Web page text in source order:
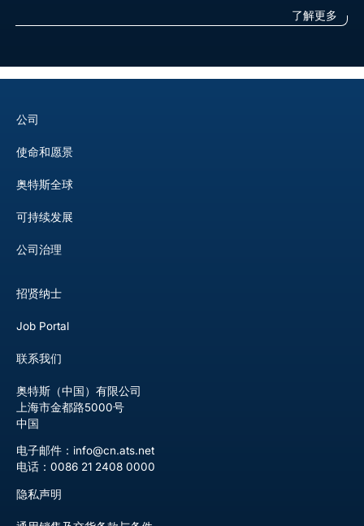
了解更多
公司
使命和愿景
奥特斯全球
可持续发展
公司治理
招贤纳士
Job Portal
联系我们
奥特斯（中国）有限公司
上海市金都路5000号
中国
电子邮件：info@cn.ats.net
电话：0086 21 2408 0000
隐私声明